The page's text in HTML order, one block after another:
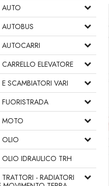
AUTO
ELEVATORE
SCAMBIATORI VARI
MOTO
OLIO
OLIO IDRAULICO TRH
- RADIATORI